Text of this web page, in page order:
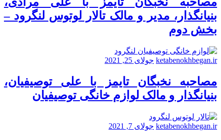
بنیانگذار، مدیر و مالک تالار لوتوس لنگرود –
بخش دوم
ketabenokhbegan.ir جولای 25, 2021
مصاحبه نخبگان تایمز با علی توصیفیان،
بنیانگذار و مالک لوازم خانگی توصیفیان
ketabenokhbegan.ir جولای 7, 2021